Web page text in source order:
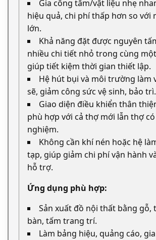
Gia công tấm/vật liệu nhẹ
hiệu quả, chi phí thấp hơn so với
lớn.
Khả năng đặt được nguyên
nhiều chi tiết nhỏ trong cùng
giúp tiết kiệm thời gian thiết lập.
Hệ hút bụi và môi trường làm
sẽ, giảm công sức vệ sinh, bảo trì.
Giao diện điều khiển thân
phù hợp với cả thợ mới lẫn thợ
nghiệm.
Không cần khí nén hoặc hệ
tạp, giúp giảm chi phí vận hành
hỗ trợ.
Ứng dụng phù hợp:
Sản xuất đồ nội thất bằng gỗ,
bàn, tấm trang trí.
Làm bảng hiệu, quảng cáo,